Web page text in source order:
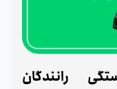
رانندگان